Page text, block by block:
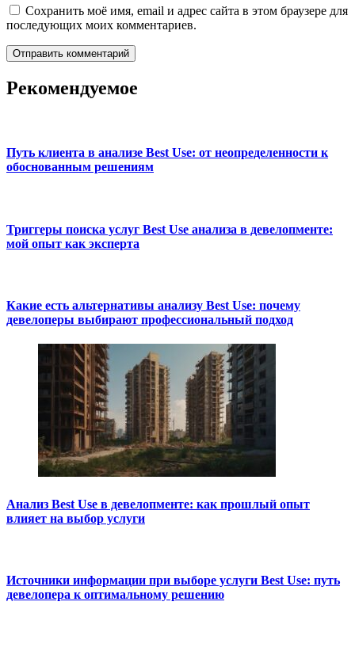
Сохранить моё имя, email и адрес сайта в этом браузере для
последующих моих комментариев.
Рекомендуемое
Путь клиента в анализе Best Use: от неопределенности к
обоснованным решениям
Триггеры поиска услуг Best Use анализа в девелопменте:
мой опыт как эксперта
Какие есть альтернативы анализу Best Use: почему
девелоперы выбирают профессиональный подход
Анализ Best Use в девелопменте: как прошлый опыт
влияет на выбор услуги
Источники информации при выборе услуги Best Use: путь
девелопера к оптимальному решению